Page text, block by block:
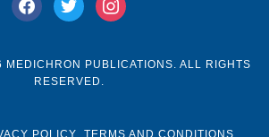
PUBLICATIONS. ALL RIGHTS
RESERVED.
POLICY TERMS AND CONDITIONS